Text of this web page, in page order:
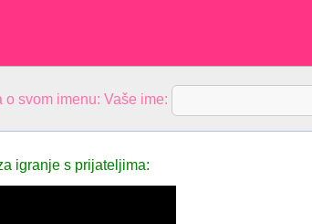
svom imenu: Vaše ime:
igranje s prijateljima: